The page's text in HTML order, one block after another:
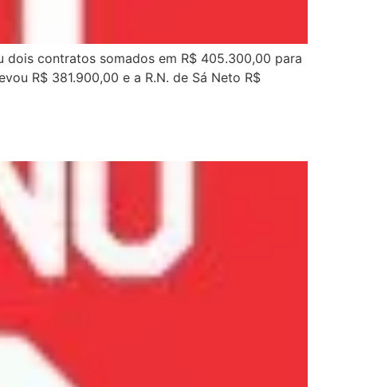
contratos somados em R$ 405.300,00 para
R$ 381.900,00 e a R.N. de Sá Neto R$